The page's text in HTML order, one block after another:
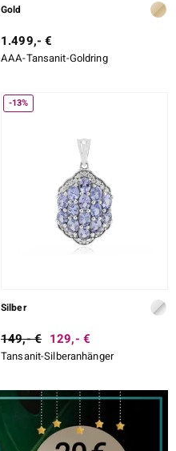
Gold
1.499,- €
AAA-Tansanit-Goldring
-13%
Silber
149,- € 129,- €
Tansanit-Silberanhänger